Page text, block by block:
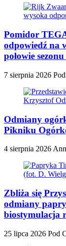
Pomidor
odpowiedź na
połowie
7 sierpnia 2026
Odmiany
Pikniku
4 sierpnia 2026
Zbliża się
odmiany
biostymulacja
25 lipca 2026 Pod